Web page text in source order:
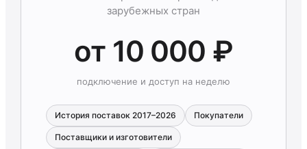
зарубежных стран
от 10 000 ₽
подключение и доступ на неделю
История поставок 2017–2026 Покупатели
Поставщики и изготовители